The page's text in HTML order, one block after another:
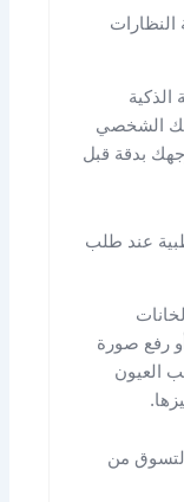
الذكية
الشخصي
بدقة قبل
عند طلب
رفع صورة
العيون
من